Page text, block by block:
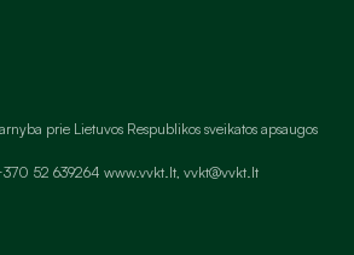
prie Lietuvos Respublikos sveikatos apsaugos
52 639264 www.vvkt.lt, vvkt@vvkt.lt